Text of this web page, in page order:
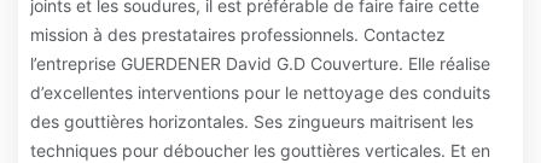
joints et les soudures, il est préférable de faire faire cette
mission à des prestataires professionnels. Contactez
l’entreprise GUERDENER David G.D Couverture. Elle réalise
d’excellentes interventions pour le nettoyage des conduits
des gouttières horizontales. Ses zingueurs maitrisent les
techniques pour déboucher les gouttières verticales. Et en